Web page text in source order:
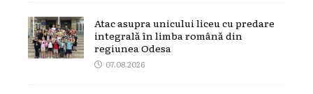
Atac asupra unicului liceu cu predare
integrală în limba română din
regiunea Odesa
07.08.2026